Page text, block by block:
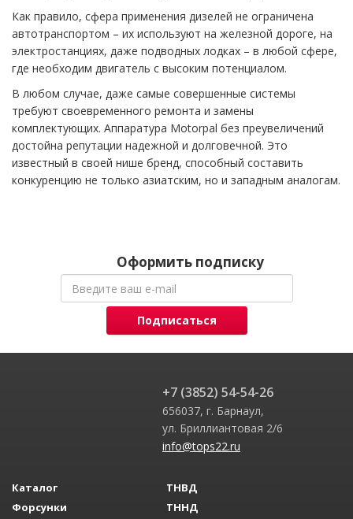
Как правило, сфера применения дизелей не ограничена
автотранспортом – их используют на железной дороге, на
электростанциях, даже подводных лодках – в любой сфере,
где необходим двигатель с высоким потенциалом.
В любом случае, даже самые совершенные системы
требуют своевременного ремонта и замены
комплектующих. Аппаратура Motorpal без преувеличений
достойна репутации надежной и долговечной. Это
известный в своей нише бренд, способный составить
конкуренцию не только азиатским, но и западным аналогам.
Оформить подписку
Подписаться
+7 (3852) 54-54-26
656037, г. Барнаул,
ул. Бриллиантовая 2/6
info@tops22.ru
Каталог
Форсунки
ТНВД
ТННД